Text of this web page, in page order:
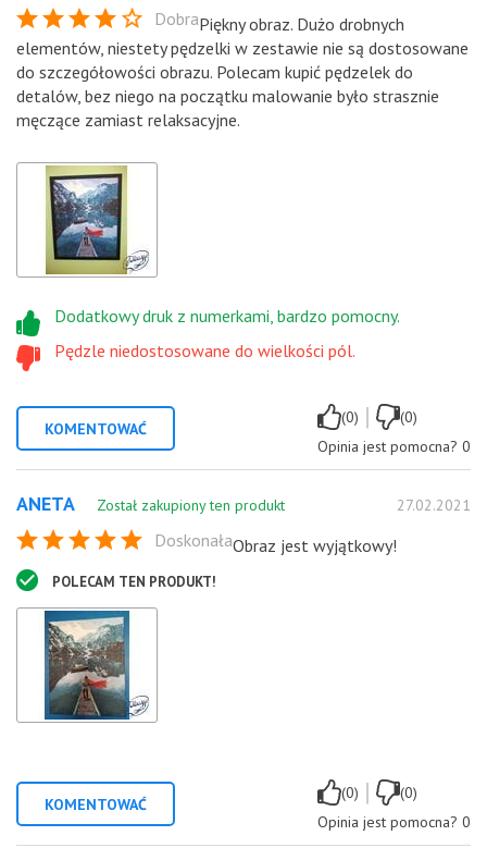
DobraPiękny obraz. Dużo drobnych
elementów, niestety pędzelki w zestawie nie są dostosowane
do szczegółowości obrazu. Polecam kupić pędzelek do
detalów, bez niego na początku malowanie było strasznie
męczące zamiast relaksacyjne.
Pędzle niedostosowane do wielkości pól.
Dodatkowy druk z numerkami, bardzo pomocny.
KOMENTOWAĆ
(0) |
(0)
Opinia jest pomocna? 0
ANETA Został zakupiony ten produkt 27.02.2021
Doskonała
POLECAM TEN PRODUKT!
Obraz jest wyjątkowy!
KOMENTOWAĆ
(0) |
(0)
Opinia jest pomocna? 0